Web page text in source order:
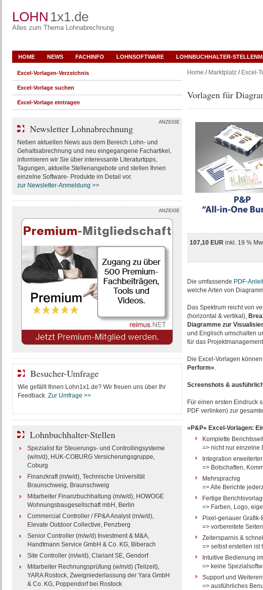
LOHN 1x1.de
Alles zum Thema Lohnabrechnung
HOME NEWS FACHINFO LOHNSOFTWARE LOHNBUCHHALTER-
Home / Marktplatz/ Excel-
Vorlagen für
107,10 EUR inkl. 19 %
Die umfassende PDF-
welche Arten von
Das Spektrum reicht von
(horizontal & vertikal),
Diagramme zur
und Englisch umschalten
für das
Die Excel-Vorlagen
Perform».
Screenshots &
Für einen ersten Eindruck
PDF verlinken) zur
»P&P« Excel-Vorlagen:
Komplette
=> nicht nur einzelne
Integration
=> Botschaften,
Mehrsprachig
=> Alle Berichte
Fertige
=> Farben, Logo,
Pixel-genauer
=> vorbereitete
Zeitersparnis &
=> selbst erstellen ist
Intuitive Bedienung
=> keine
Support und
=> ausführliches
Excel-Vorlagen-Verzeichnis
Excel-Vorlage suchen
Excel-Vorlage eintragen
ANZEIGE
Newsletter Lohnabrechnung
Neben aktuellen News aus dem Bereich Lohn- und
Gehaltsabrechnung und neu eingegangene Fachartikel,
informieren wir Sie über interessante Literaturtipps,
Tagungen, aktuelle Stellenangebote und stellen Ihnen
einzelne Software- Produkte im Detail vor.
zur Newsletter-Anmeldung >>
ANZEIGE
Besucher-Umfrage
Wie gefällt Ihnen Lohn1x1.de? Wir freuen uns über Ihr
Feedback. Zur Umfrage >>
Lohnbuchhalter-Stellen
Spezialist für Steuerungs- und Controllingsysteme
(w/m/d), HUK-COBURG Versicherungsgruppe,
Coburg
Finanzkraft (m/w/d), Technische Universität
Braunschweig, Braunschweig
Mitarbeiter Finanzbuchhaltung (m/w/d), HOWOGE
Wohnungsbaugesellschaft mbH, Berlin
Commercial Controller / FP&A Analyst (m/w/d),
Elevate Outdoor Collective, Penzberg
Senior Controller (m/w/d) Investment & M&A,
Handtmann Service GmbH & Co. KG, Biberach
Site Controller (m/w/d), Clariant SE, Gendorf
Mitarbeiter Rechnungsprüfung (w/m/d) (Teilzeit),
YARA Rostock, Zweigniederlassung der Yara GmbH
& Co. KG, Poppendorf bei Rostock